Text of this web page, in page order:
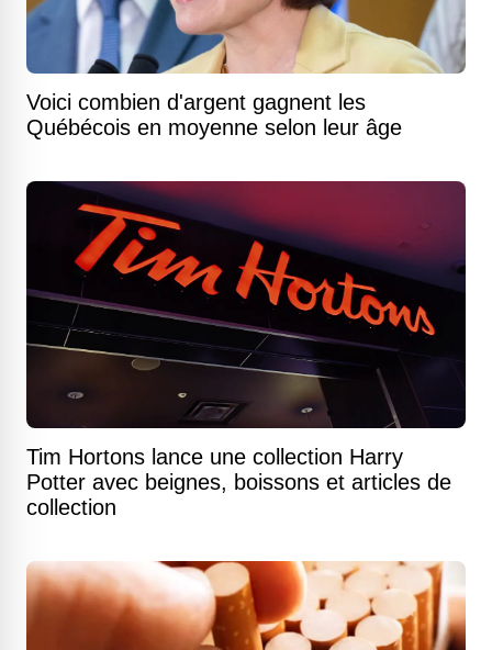
Voici combien d'argent gagnent les
Québécois en moyenne selon leur âge
Tim Hortons lance une collection Harry
Potter avec beignes, boissons et articles de
collection